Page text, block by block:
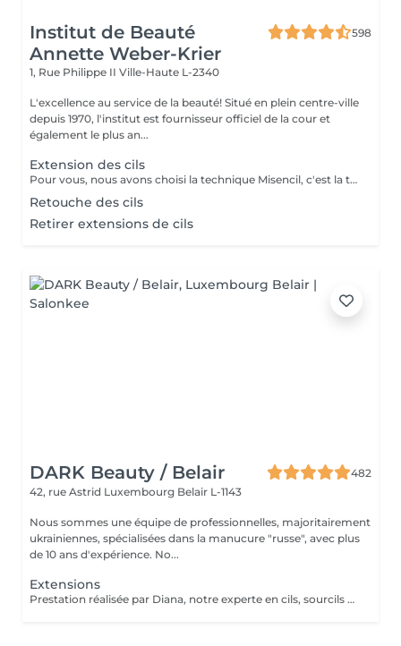
Institut de Beauté
Annette Weber-Krier
598
1, Rue Philippe II Ville-Haute L-2340
L'excellence au service de la beauté! Situé en plein centre-ville
depuis 1970, l'institut est fournisseur officiel de la cour et
également le plus an...
Extension des cils
Pour vous, nous avons choisi la technique Misencil, c'est la technique avec des valeurs sûres pour sublimer votre regard. Ensemble avec vous, nos techniciennes formes cette technique vont décider quelle pose vous faire. Que ce soit une pose de découverte, avec quelques cils posés sur les cils extérieurs ou une pose complète de star, avec laquelle vous serez éblouissante ! Ou encore une pose de volume russe pour les plus audacieuses ! Parce que vos yeux, c'est précieux ! Les avantages de Misencil: La protection maximale des yeux: La technique Misencils exige l'application de patchs en-dessous et au-dessus de l'oeil pour votre confort. Le respect du cil naturel : une analyse indispensable afin de choisir les bons cils. Des extensions synthétiques, hypoallergéniques qui ne comportent aucun additif chimique, ni matière animale. Les cils Misencil sont souples et confortables. L'application cil à cil répond aux exigeances de toutes femmes ainsi qu'à leur sécurité.
Retouche des cils
Retirer extensions de cils
DARK Beauty / Belair
482
42, rue Astrid Luxembourg Belair L-1143
Nous sommes une équipe de professionnelles, majoritairement
ukrainiennes, spécialisées dans la manucure "russe", avec plus
de 10 ans d'expérience. No...
Extensions
Prestation réalisée par Diana, notre experte en cils, sourcils et épilation, avec plus de 10 ans d'expérience, garantissant précision et résultats de haute qualité.